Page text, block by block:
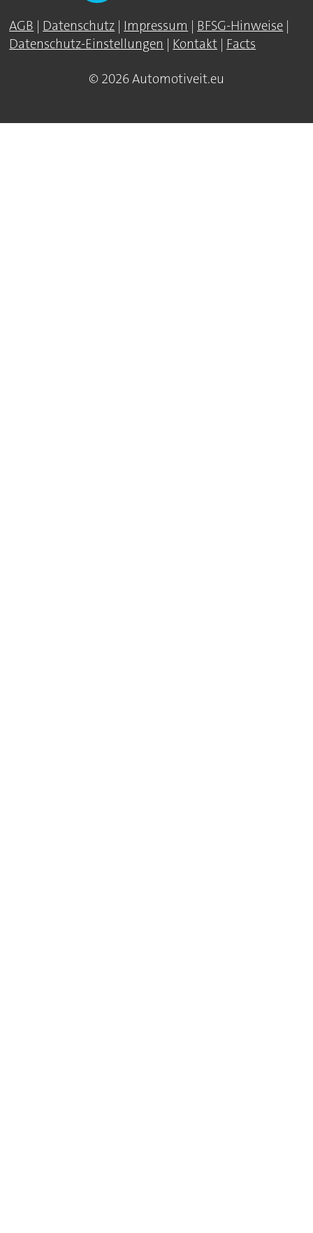
AGB | Datenschutz | Impressum | BFSG-Hinweise |
Datenschutz-Einstellungen | Kontakt | Facts
© 2026 Automotiveit.eu